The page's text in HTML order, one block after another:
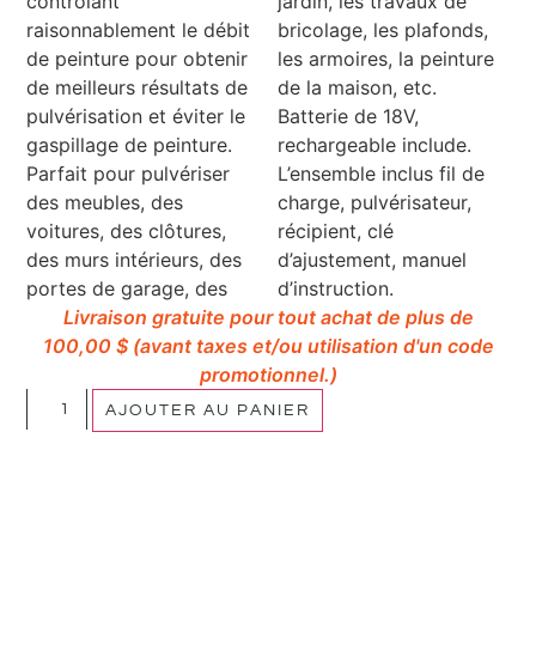
raisonnablement le débit
de peinture pour obtenir
de meilleurs résultats de
pulvérisation et éviter le
gaspillage de peinture.
Parfait pour pulvériser
des meubles, des
voitures, des clôtures,
des murs intérieurs, des
portes de garage, des
bricolage, les plafonds,
les armoires, la peinture
de la maison, etc.
Batterie de 18V,
rechargeable include.
L’ensemble inclus fil de
charge, pulvérisateur,
récipient, clé
d’ajustement, manuel
d’instruction.
Livraison gratuite pour tout achat de plus de
100,00 $ (avant taxes et/ou utilisation d'un code
promotionnel.)
AJOUTER AU PANIER